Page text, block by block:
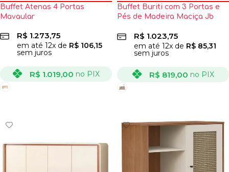
Buffet Atenas 4 Portas
Mavaular
R$ 1.273,75
em até 12x de R$ 106,15
sem juros
R$ 1.019,00 no PIX
Buffet Buriti com 3 Portas e
Pés de Madeira Maciça Jb
R$ 1.023,75
em até 12x de R$ 85,31
sem juros
R$ 819,00 no PIX